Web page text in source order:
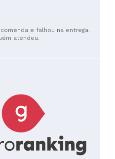
e falhou na entrega.
atendeu.